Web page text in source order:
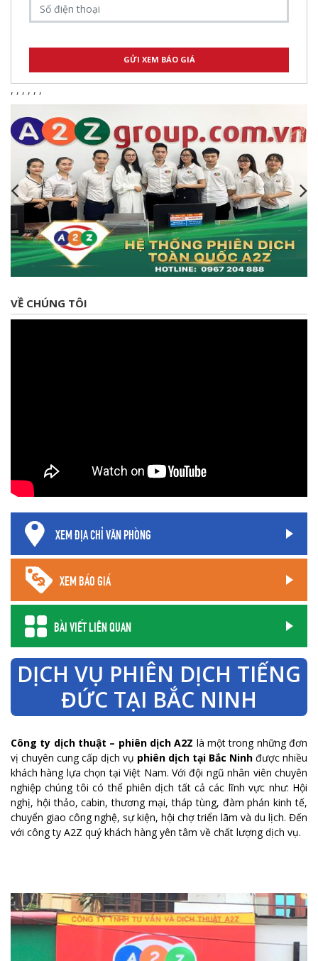
, , , , , ,
VỀ CHÚNG TÔI
XEM ĐỊA CHỈ VĂN PHÒNG
XEM BÁO GIÁ
BÀI VIẾT LIÊN QUAN
DỊCH VỤ PHIÊN DỊCH TIẾNG
ĐỨC TẠI BẮC NINH
Công ty dịch thuật – phiên dịch A2Z là một trong những đơn
vị chuyên cung cấp dịch vụ phiên dịch tại Bắc Ninh được nhiều
khách hàng lựa chọn tại Việt Nam. Với đội ngũ nhân viên chuyên
nghiệp chúng tôi có thể phiên dịch tất cả các lĩnh vực như: Hội
nghị, hội thảo, cabin, thương mại, tháp tùng, đàm phán kinh tế,
chuyển giao công nghệ, sự kiện, hội chợ triển lãm và du lịch. Đến
với công ty A2Z quý khách hàng yên tâm về chất lượng dịch vụ.